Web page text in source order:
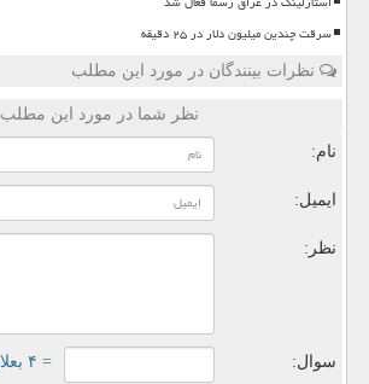
سرقت چندین میلیون دلار در ۲۵ دقیقه
نظرات بینندگان در مورد این مطلب
نظر شما در مورد این مطلب
نام:
ایمیل:
نظر:
سوال: = ۴ بعلاوه ۳